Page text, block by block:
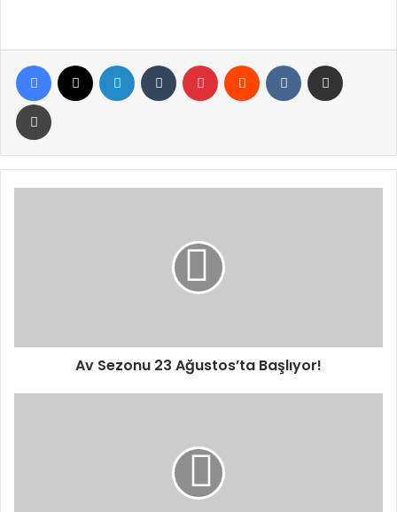
Facebook LinkedIn Tumblr Pinterest Reddit VKontakte
Yazdır
Av Sezonu 23 Ağustos’ta Başlıyor!